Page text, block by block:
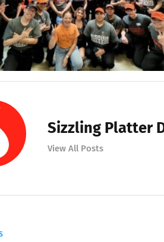
Sizzling Platter
View All Posts